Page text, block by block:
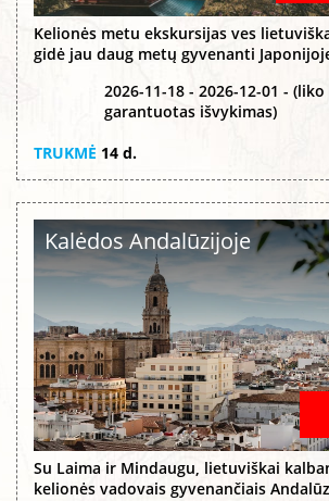
Kelionės metu ekskursijas ves
gidė jau daug metų gyvenanti
2026-11-18 - 2026-12-01 -
garantuotas išvykimas)
TRUKMĖ 14 d.
Kalėdos Andalūzijoje
Su Laima ir Mindaugu, lietuviškai
kelionės vadovais gyvenančiais